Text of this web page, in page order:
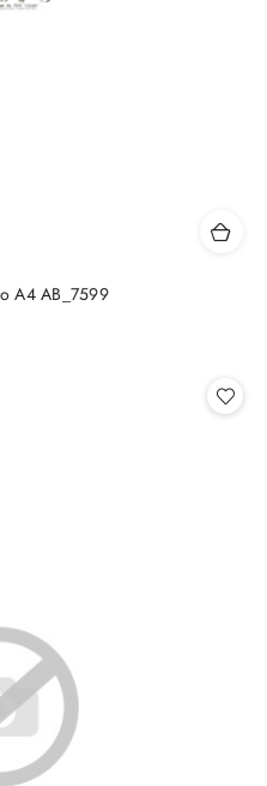
A4 AB_7599